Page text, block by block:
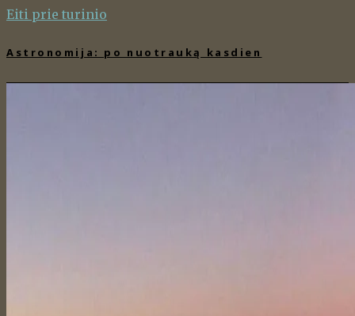
Eiti prie turinio
Astronomija: po nuotrauką kasdien